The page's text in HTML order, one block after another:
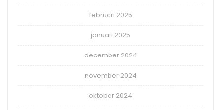
februari 2025
januari 2025
december 2024
november 2024
oktober 2024